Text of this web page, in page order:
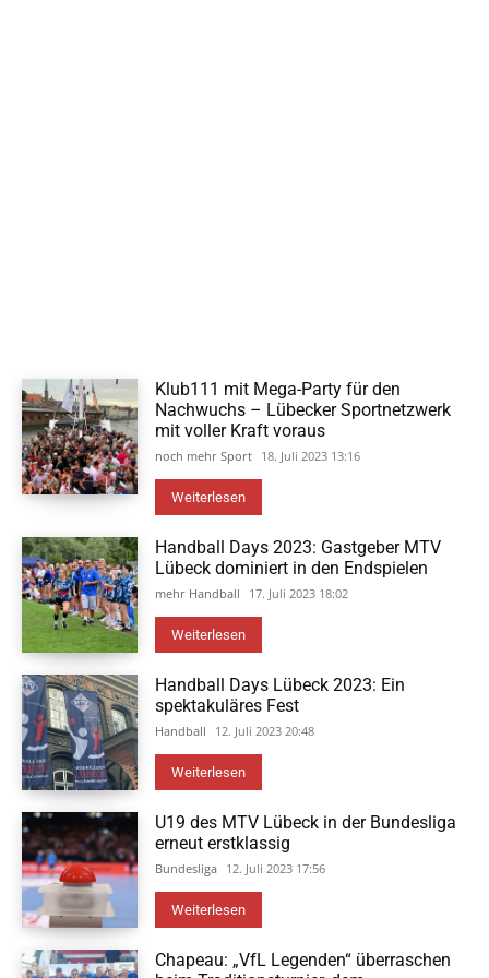
Klub111 mit Mega-Party für den
Nachwuchs – Lübecker Sportnetzwerk
mit voller Kraft voraus
noch mehr Sport 18. Juli 2023 13:16
Weiterlesen
Handball Days 2023: Gastgeber MTV
Lübeck dominiert in den Endspielen
mehr Handball 17. Juli 2023 18:02
Weiterlesen
Handball Days Lübeck 2023: Ein
spektakuläres Fest
Handball 12. Juli 2023 20:48
Weiterlesen
U19 des MTV Lübeck in der Bundesliga
erneut erstklassig
Bundesliga 12. Juli 2023 17:56
Weiterlesen
Chapeau: „VfL Legenden“ überraschen